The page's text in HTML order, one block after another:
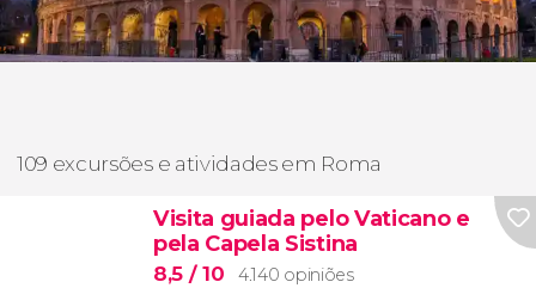
109 excursões e atividades em Roma
Visita guiada pelo Vaticano e
pela Capela Sistina
8,5 / 10 4.140 opiniões